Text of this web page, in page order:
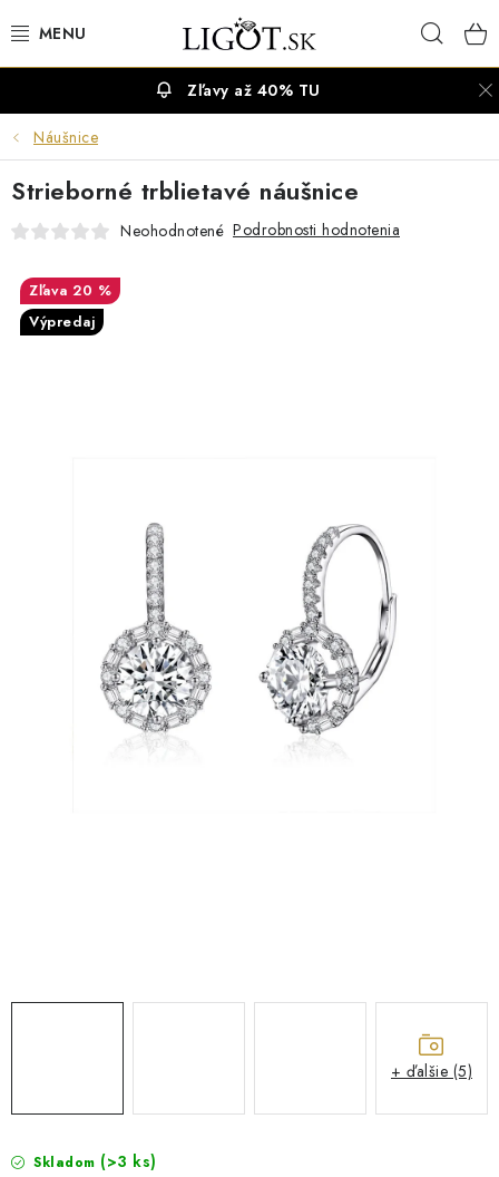
na
PRSTENE
Doprava a platba Vrátenie, výmena, reklamácia
Obchodné podmienky
Ochrana súkromia
Zľavy až 40% TU
Náušnice
Skladom (>3 ks)
Strieborné trblietavé náušnice
Neohodnotené Podrobnosti hodnotenia
20 %
Výpredaj
+ ďalšie (5)